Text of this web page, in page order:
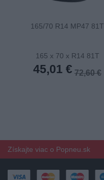
165/70 R14 MP47 81T
165 x 70 x R14 81T
45,01 € 72,60 €
Získajte viac o Popneu.sk